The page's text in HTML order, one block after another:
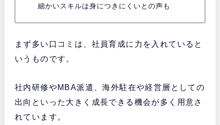
細かいスキルは身につきにくいとの声も
まず多い口コミは、社員育成に力を入れていると
いうものです。
社内研修やMBA派遣、海外駐在や経営層としての
出向といった大きく成長できる機会が多く用意さ
れています。